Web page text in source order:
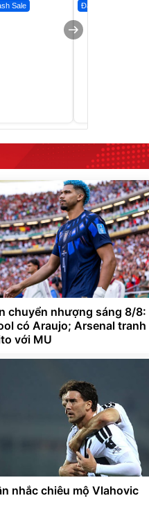
Sale Đã bán nhiều
chuyển nhượng sáng 8/8:
có Araujo; Arsenal tranh
với MU
nhắc chiêu mộ Vlahovic